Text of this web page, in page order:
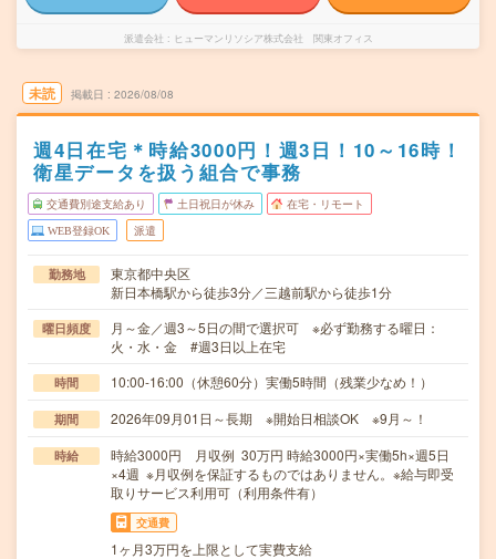
派遣会社 ヒューマンリソシア株式会社 関東オフィス
未読 掲載日 2026/08/08
週4日在宅＊時給3000円！週3日！10～16時！
衛星データを扱う組合で事務
交通費別途支給あり 土日祝日が休み 在宅・リモート
WEB登録OK 派遣
勤務地
東京都中央区
新日本橋駅から徒歩3分／三越前駅から徒歩1分
曜日頻度
月～金／週3～5日の間で選択可 ※必ず勤務する曜日：
火・水・金 #週3日以上在宅
時間 10:00-16:00（休憩60分）実働5時間（残業少なめ！）
期間 2026年09月01日～長期 ※開始日相談OK ※9月～！
時給
時給3000円 月収例 30万円 時給3000円×実働5h×週5日
×4週 ※月収例を保証するものではありません。※給与即受
取りサービス利用可（利用条件有）
交通費
1ヶ月3万円を上限として実費支給